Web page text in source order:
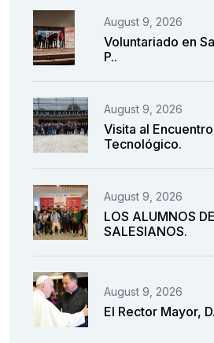
August 9, 2026
Voluntariado en
P..
August 9, 2026
Visita al Encuentro
Tecnológico.
August 9, 2026
LOS ALUMNOS DE
SALESIANOS.
August 9, 2026
El Rector Mayor,